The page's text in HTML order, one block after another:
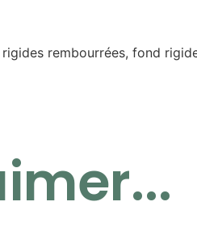
rembourrées, fond